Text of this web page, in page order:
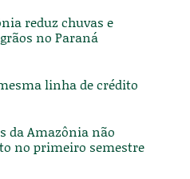
reduz chuvas e
no Paraná
linha de crédito
da Amazônia não
no primeiro semestre